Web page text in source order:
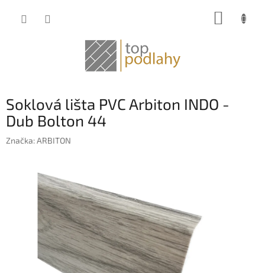
Soklová lišta PVC Arbiton INDO -
Dub Bolton 44
Značka:ARBITON